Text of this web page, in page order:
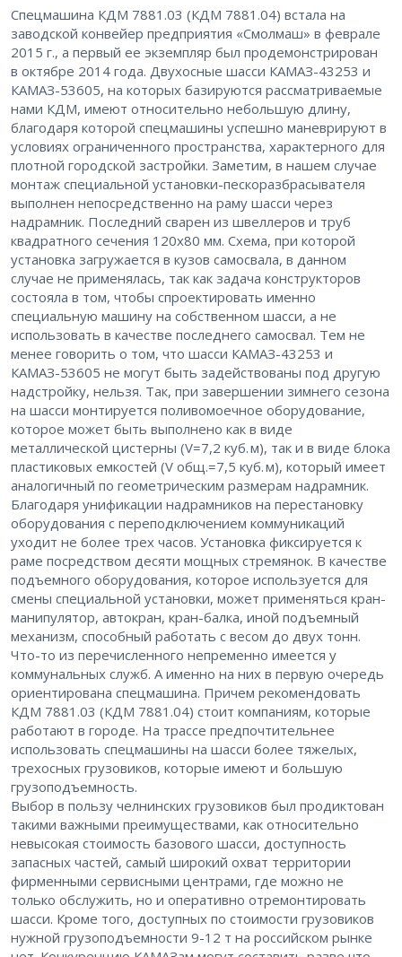
Спецмашина КДМ 7881.03 (КДМ 7881.04) встала на
заводской конвейер предприятия «Смолмаш» в феврале
2015 г., а первый ее экземпляр был продемонстрирован
в октябре 2014 года. Двухосные шасси КАМАЗ-43253 и
КАМАЗ-53605, на которых базируются рассматриваемые
нами КДМ, имеют относительно небольшую длину,
благодаря которой спецмашины успешно маневрируют в
условиях ограниченного пространства, характерного для
плотной городской застройки. Заметим, в нашем случае
монтаж специальной установки-пескоразбрасывателя
выполнен непосредственно на раму шасси через
надрамник. Последний сварен из швеллеров и труб
квадратного сечения 120х80 мм. Схема, при которой
установка загружается в кузов самосвала, в данном
случае не применялась, так как задача конструкторов
состояла в том, чтобы спроектировать именно
специальную машину на собственном шасси, а не
использовать в качестве последнего самосвал. Тем не
менее говорить о том, что шасси КАМАЗ-43253 и
КАМАЗ-53605 не могут быть задействованы под другую
надстройку, нельзя. Так, при завершении зимнего сезона
на шасси монтируется поливомоечное оборудование,
которое может быть выполнено как в виде
металлической цистерны (V=7,2 куб. м), так и в виде блока
пластиковых емкостей (V общ.=7,5 куб. м), который имеет
аналогичный по геометрическим размерам надрамник.
Благодаря унификации надрамников на перестановку
оборудования с переподключением коммуникаций
уходит не более трех часов. Установка фиксируется к
раме посредством десяти мощных стремянок. В качестве
подъемного оборудования, которое используется для
смены специальной установки, может применяться кран-
манипулятор, автокран, кран-балка, иной подъемный
механизм, способный работать с весом до двух тонн.
Что-то из перечисленного непременно имеется у
коммунальных служб. А именно на них в первую очередь
ориентирована спецмашина. Причем рекомендовать
КДМ 7881.03 (КДМ 7881.04) стоит компаниям, которые
работают в городе. На трассе предпочтительнее
использовать спецмашины на шасси более тяжелых,
трехосных грузовиков, которые имеют и большую
грузоподъемность.
Выбор в пользу челнинских грузовиков был продиктован
такими важными преимуществами, как относительно
невысокая стоимость базового шасси, доступность
запасных частей, самый широкий охват территории
фирменными сервисными центрами, где можно не
только обслужить, но и оперативно отремонтировать
шасси. Кроме того, доступных по стоимости грузовиков
нужной грузоподъемности 9-12 т на российском рынке